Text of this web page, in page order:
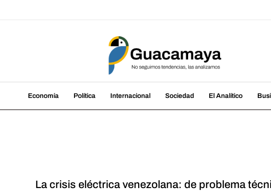
Guacamaya
Economía Política Internacional Sociedad El Analítico
La crisis eléctrica venezolana: de problema